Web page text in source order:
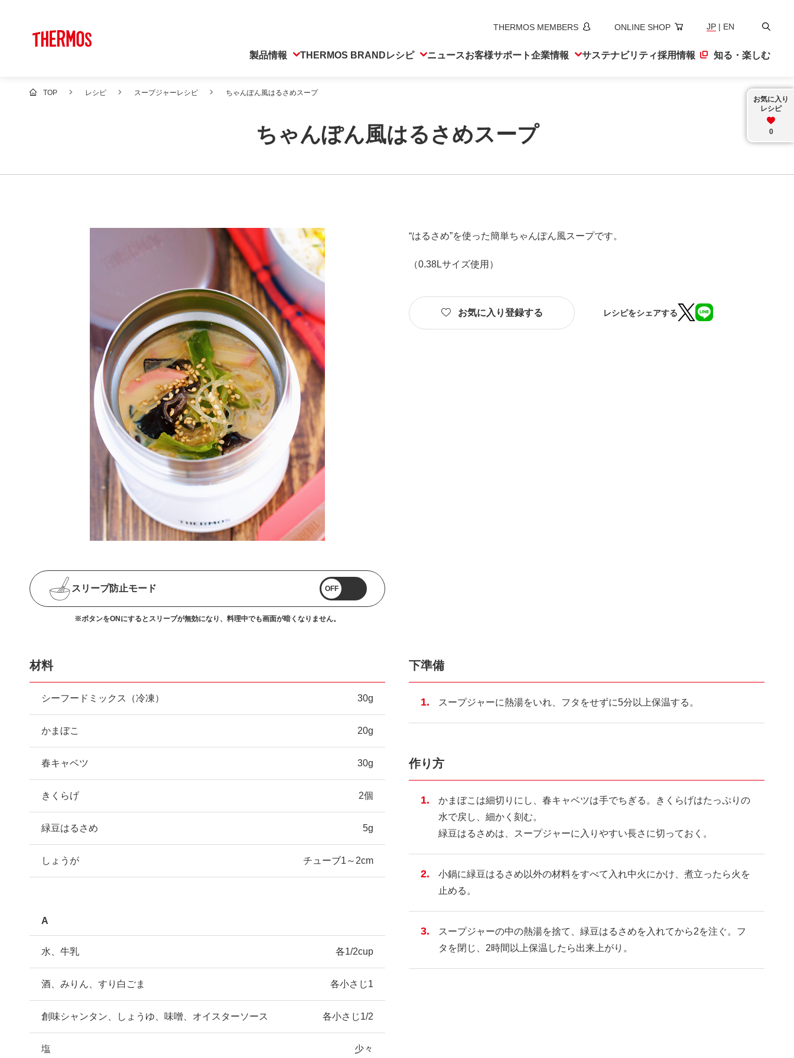
THERMOS MEMBERS ONLINE SHOP JP | EN
検
製品情報 THERMOS BRANDレシピ ニュースお客様サポート企業情報 サステナビリティ採用情報 知る・楽しむ
TOP レシピ スープジャーレシピ ちゃんぽん風はるさめスープ
ちゃんぽん風はるさめスープ
お気に入り
レシピ
0
“はるさめ”を使った簡単ちゃんぽん風スープです。
（0.38Lサイズ使用）
お気に入り登録する レシピをシェアする
スリープ防止モード OFF
※ボタンをONにするとスリープが無効になり、 料理中でも画面が暗くなりません。
材料
シーフードミックス（冷凍） 30g
かまぼこ 20g
春キャベツ 30g
きくらげ 2個
緑豆はるさめ 5g
しょうが チューブ1～2cm
A
水、牛乳 各1/2cup
酒、みりん、すり白ごま 各小さじ1
創味シャンタン、しょうゆ、味噌、オイスターソース 各小さじ1/2
塩 少々
下準備
スープジャーに熱湯をいれ、フタをせずに5分以上保温する。
作り方
かまぼこは細切りにし、春キャベツは手でちぎる。きくらげはたっぷりの
水で戻し、細かく刻む。
緑豆はるさめは、スープジャーに入りやすい長さに切っておく。
小鍋に緑豆はるさめ以外の材料をすべて入れ中火にかけ、煮立ったら火を
止める。
スープジャーの中の熱湯を捨て、緑豆はるさめを入れてから2を注ぐ。フ
タを閉じ、2時間以上保温したら出来上がり。